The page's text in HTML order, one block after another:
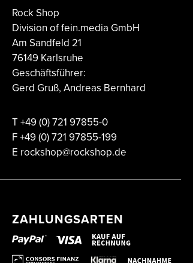
Rock Shop
Division of fein.media GmbH
Am Sandfeld 21
76149 Karlsruhe
Geschäftsführer:
Gerd Gruß, Andreas Bernhard
T+49 (0) 721 97855-0
F+49 (0) 721 97855-199
E rockshop@rockshop.de
ZAHLUNGSARTEN